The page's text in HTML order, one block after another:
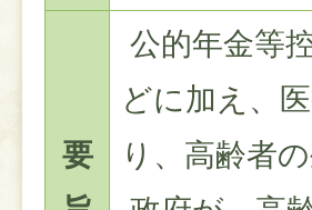
要
公的年金等
どに加え、
り、高齢者